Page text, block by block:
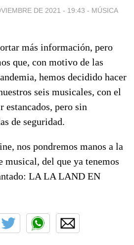
DE 2021 - 19:43 - MÚSICA
más información, pero
que, con motivo de las
hemos decidido hacer
seis musicales, con el
estancados, pero sin
de seguridad.
nos pondremos manos a la
musical, del que ya tenemos
LA LA LAND EN